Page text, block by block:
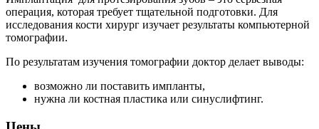
операция, которая требует тщательной подготовки. Для
исследования кости хирург изучает результаты компьютерной
томографии.
По результатам изучения томографии доктор делает выводы:
возможно ли поставить импланты,
нужна ли костная пластика или синуслифтинг.